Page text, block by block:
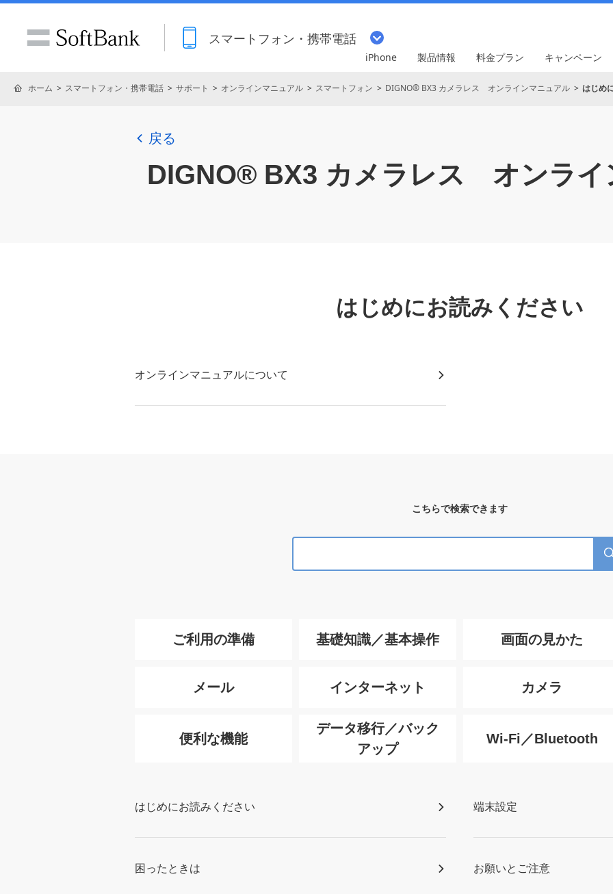
スマートフォン・携帯電話
iPhone 製品情報 料金プラン キャンペーン
ホーム スマートフォン・携帯電話 サポート オンラインマニュアル スマートフォン DIGNO® BX3 カメラレス オンラインマニュアル はじめ
戻る
DIGNO® BX3 カメラレス オンラ
はじめにお読みください
オンラインマニュアルについて
こちらで検索できます
ご利用の準備 基礎知識／基本操作 画面の見かた
メール インターネット カメラ
便利な機能
データ移行／バック
アップ
Wi-Fi／Bluetooth
はじめにお読みください 端末設定
困ったときは お願いとご注意